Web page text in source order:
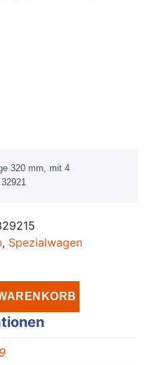
320 mm, mit 4
, Spezialwagen